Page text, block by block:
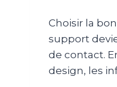
Choisir la
support
de contact.
design, les